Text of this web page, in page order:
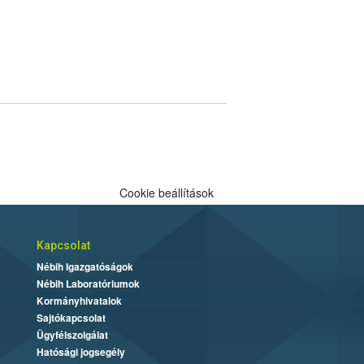
Cookie beállítások
Kapcsolat
Nébih Igazgatóságok
Nébih Laboratóriumok
Kormányhivatalok
Sajtókapcsolat
Ügyfélszolgálat
Hatósági jogsegély